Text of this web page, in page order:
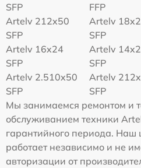
SFP
FFP
Artelv 212x50
SFP
Artelv
SFP
Artelv 16x24
SFP
Artelv
SFP
Artelv 2.510x50
SFP
Artelv
SFP
Мы занимаемся ремонтом и
обслуживанием техники
гарантийного периода. Наш
работает независимо и не
авторизации от